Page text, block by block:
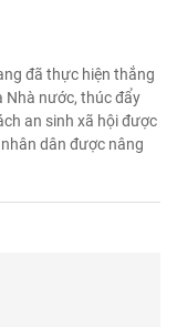
đã thực hiện thắng
Nhà nước, thúc đẩy
an sinh xã hội được
dân được nâng